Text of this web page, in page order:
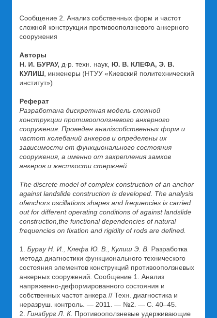
Сообщение 2. Анализ собственных форм и частот
сложной конструкции противооползневого анкерного
сооружения
Авторы
Н. И. БУРАУ, д-p. техн. наук, Ю. В. КЛЕФА, Э. В.
КУЛИШ , инженеры (НТУУ «Киевский политехнический
институт»)
Реферат
Разработана дискретная модель сложной
конструкции противооползневого анкерного
сооружения. Проведен аналізсобственных форм и
частот колебаний анкеров и определены их
зависимости от функционального состояния
сооружения, а именно от закрепления замков
анкеров и жесткости стержней.
The discrete model of complex construction of an anchor
against landslide construction is developed. The analysis
ofanchors oscillations shapes and frequencies is carried
out for different operating conditions of against landslide
construction, the functional dependencies of natural
frequencies on fixation and rigidity of rods are defined.
1. Бурау Н. И., Клефа Ю. В., Кулиш Э. В. Разработка
метода диагностики функционального технического
состояния элементов конструкций противооползневых
анкерных сооружений. Сообщение 1. Анализ
напряженно-деформированного состояния и
собственных частот анкера // Техн. диагностика и
неразруш. контроль. — 2011. — №2. — С. 40–45.
2. Гинзбург Л. К. Противооползневые удерживающие